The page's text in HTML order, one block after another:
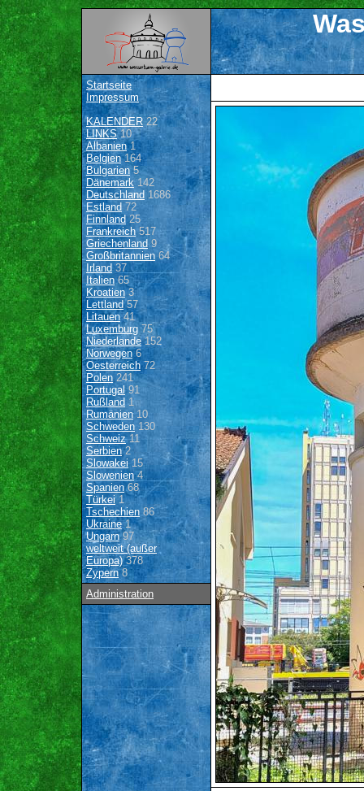
Startseite
Impressum
KALENDER22
LINKS10
Albanien1
Belgien164
Bulgarien 5
Dänemark142
Deutschland 1686
Estland 72
Finnland 25
Frankreich517
Griechenland9
Großbritannien64
Irland 37
Italien65
Kroatien3
Lettland57
Litauen41
Luxemburg 75
Niederlande152
Norwegen6
Oesterreich72
Polen 241
Portugal91
Rußland 1
Rumänien10
Schweden 130
Schweiz11
Serbien2
Slowakei15
Slowenien4
Spanien68
Türkei1
Tschechien 86
Ukraine1
Ungarn97
weltweit (außer
Europa)378
Zypern8
Administration